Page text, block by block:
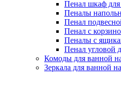
Пенал шкаф
Пеналы
Пенал
Пенал с
Пеналы с
Пенал угловой
Комоды для ванной
Зеркала для ванной